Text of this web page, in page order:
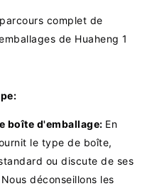
boîte d'emballage: En
le type de boîte,
ou discute de ses
déconseillons les